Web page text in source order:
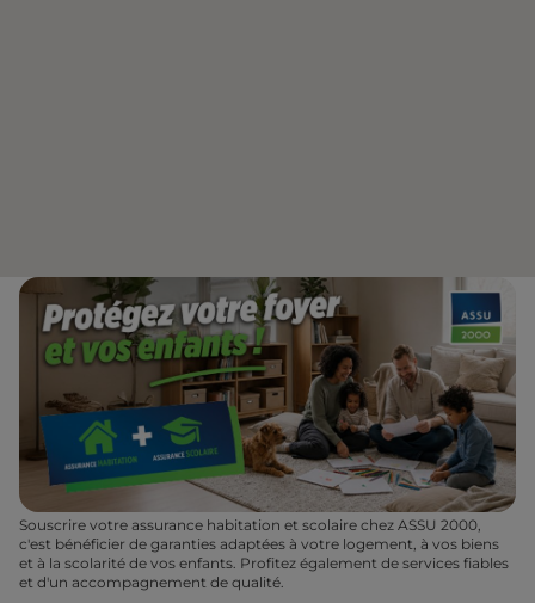
Souscrire votre assurance habitation et scolaire chez ASSU 2000,
c'est bénéficier de garanties adaptées à votre logement, à vos biens
et à la scolarité de vos enfants. Profitez également de services fiables
et d'un accompagnement de qualité.